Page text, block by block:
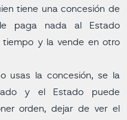
tiene una concesión de
paga nada al Estado
tiempo y la vende en otro
usas la concesión, se la
y el Estado puede
orden, dejar de ver el